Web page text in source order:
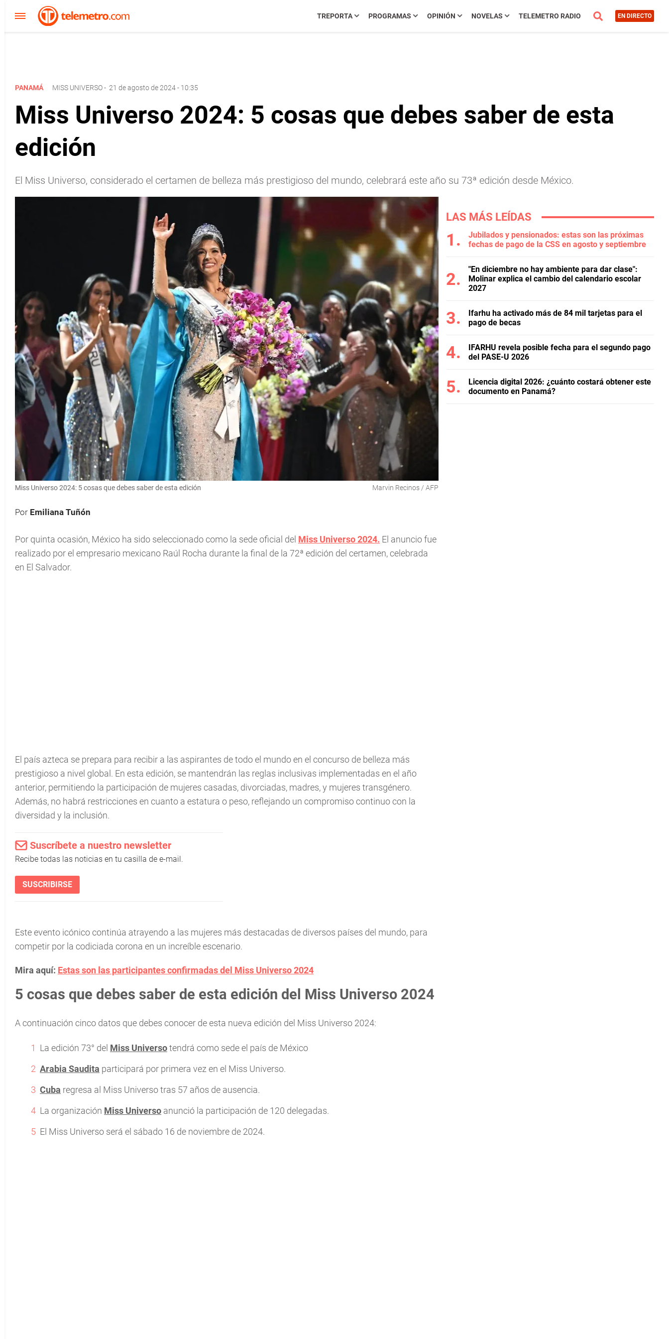
TREPORTA PROGRAMAS OPINIÓN NOVELAS TELEMETRO RADIO EN DIRECTO
PANAMÁ MISS UNIVERSO- 21 de agosto de 2024 - 10:35
Miss Universo 2024: 5 cosas que debes saber de esta
edición
El Miss Universo, considerado el certamen de belleza más prestigioso del mundo, celebrará este año su 73ª edición desde México.
Miss Universo 2024: 5 cosas que debes saber de esta edición Marvin Recinos / AFP
Por Emiliana Tuñón
Por quinta ocasión, México ha sido seleccionado como la sede oficial del Miss Universo 2024. El anuncio fue
realizado por el empresario mexicano Raúl Rocha durante la final de la 72ª edición del certamen, celebrada
en El Salvador.
El país azteca se prepara para recibir a las aspirantes de todo el mundo en el concurso de belleza más
prestigioso a nivel global. En esta edición, se mantendrán las reglas inclusivas implementadas en el año
anterior, permitiendo la participación de mujeres casadas, divorciadas, madres, y mujeres transgénero.
Además, no habrá restricciones en cuanto a estatura o peso, reflejando un compromiso continuo con la
diversidad y la inclusión.
Suscríbete a nuestro newsletter
Recibe todas las noticias en tu casilla de e-mail.
SUSCRIBIRSE
Este evento icónico continúa atrayendo a las mujeres más destacadas de diversos países del mundo, para
competir por la codiciada corona en un increíble escenario.
Mira aquí: Estas son las participantes confirmadas del Miss Universo 2024
5 cosas que debes saber de esta edición del Miss Universo 2024
A continuación cinco datos que debes conocer de esta nueva edición del Miss Universo 2024:
La edición 73° del Miss Universotendrá como sede el país de México
Arabia Saudita participará por primera vez en el Miss Universo.
Cuba regresa al Miss Universo tras 57 años de ausencia.
La organización Miss Universo anunció la participación de 120 delegadas.
El Miss Universo será el sábado 16 de noviembre de 2024.
LAS MÁS LEÍDAS
Jubilados y pensionados: estas son las próximas
fechas de pago de la CSS en agosto y septiembre
"En diciembre no hay ambiente para dar clase":
Molinar explica el cambio del calendario escolar
2027
Ifarhu ha activado más de 84 mil tarjetas para el
pago de becas
IFARHU revela posible fecha para el segundo pago
del PASE-U 2026
Licencia digital 2026: ¿cuánto costará obtener este
documento en Panamá?